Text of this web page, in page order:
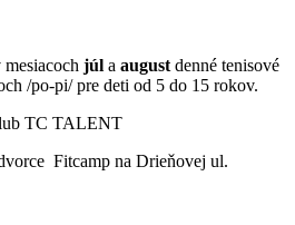
júl a august denné tenisové
/po-pi/ pre deti od 5 do 15 rokov.
TC TALENT
Fitcamp na Drieňovej ul.